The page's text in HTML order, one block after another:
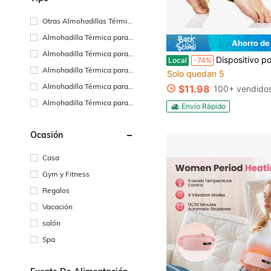
Otras Almohadillas Térmic
Almohadilla Térmica para
Almohadilla Térmica para l
Almohadilla Térmica para
Almohadilla Térmica para e
Almohadilla Térmica para T
Ocasión
Casa
Gym y Fitness
Regalos
Vacación
salón
Spa
Ahorro
Local -74% Dispositivo portátil eléctrico de calentamiento y masaje de pies, 3 niveles de calor + 3 modos de vibración, temporizador y
#10 Más vendidos
Solo quedan 5
#10 Más vendidos
Solo quedan 5
#10 Más vendidos
Solo quedan 5
#10 Más vendidos
Solo quedan 5
$11.98 100+
Envío Rápido